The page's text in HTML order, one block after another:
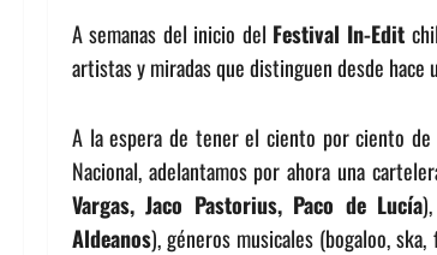
A semanas del inicio del Festival In-Edit
artistas y miradas que distinguen desde hace
A la espera de tener el ciento por ciento de
Nacional, adelantamos por ahora una
Vargas, Jaco Pastorius, Paco de Lucía
Aldeanos), géneros musicales (bogaloo,